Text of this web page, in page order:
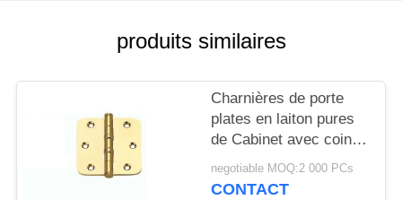
POLICY
produits similaires
Charnières de porte
plates en laiton pures
de Cabinet avec coin
rond et roulement à
billes 3"/4" charnière
negotiable MOQ:2 000 PCs
CONTACT